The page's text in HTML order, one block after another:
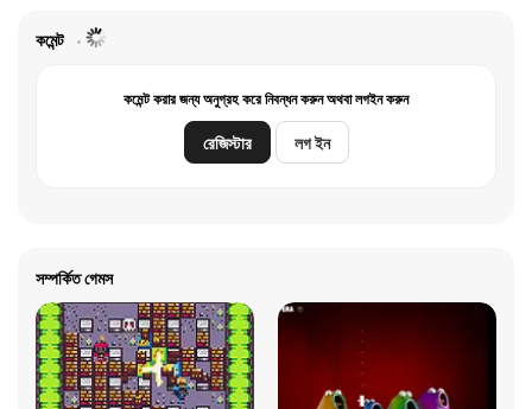
কমেন্ট
কমেন্ট করার জন্য অনুগ্রহ করে নিবন্ধন করুন অথবা লগইন করুন
রেজিস্টার লগ ইন
সম্পর্কিত গেমস